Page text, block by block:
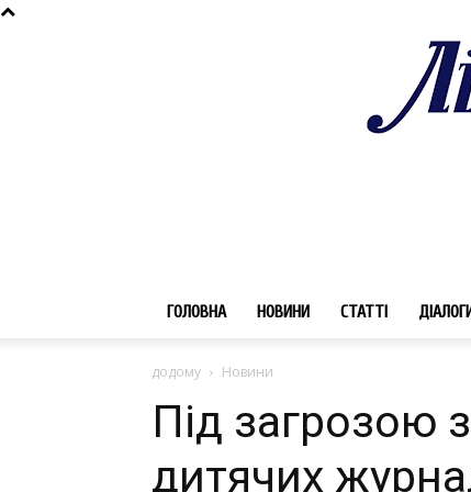
ГОЛОВНА НОВИНИ СТАТТІ
додому Новини
Під загрозою
дитячих